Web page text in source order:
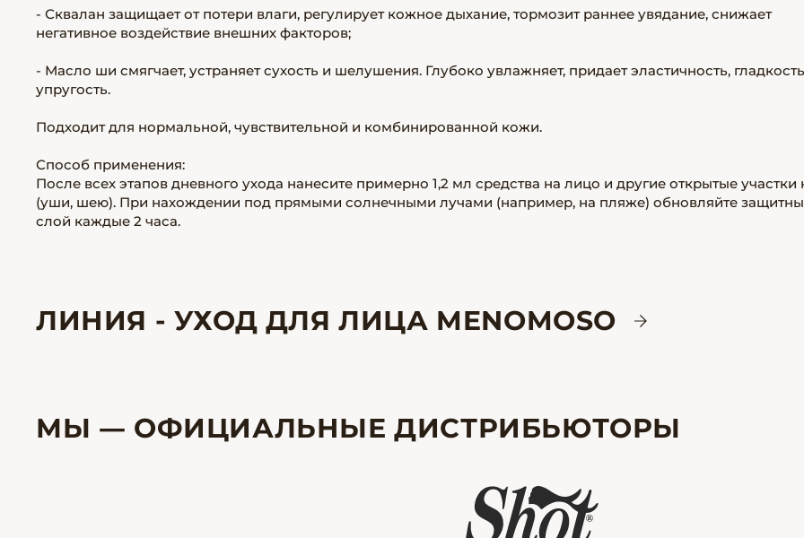
- Сквалан защищает от потери влаги, регулирует кожное дыхание, тормозит раннее увядание, снижает
негативное воздействие внешних факторов;
- Масло ши смягчает, устраняет сухость и шелушения. Глубоко увлажняет, придает эластичность,
упругость.
Подходит для нормальной, чувствительной и комбинированной кожи.
Способ применения:
После всех этапов дневного ухода нанесите примерно 1,2 мл средства на лицо и другие открытые участки
(уши, шею). При нахождении под прямыми солнечными лучами (например, на пляже) обновляйте
слой каждые 2 часа.
ЛИНИЯ - УХОД ДЛЯ ЛИЦА MENOMOSO
МЫ — ОФИЦИАЛЬНЫЕ ДИСТРИБЬЮТОРЫ